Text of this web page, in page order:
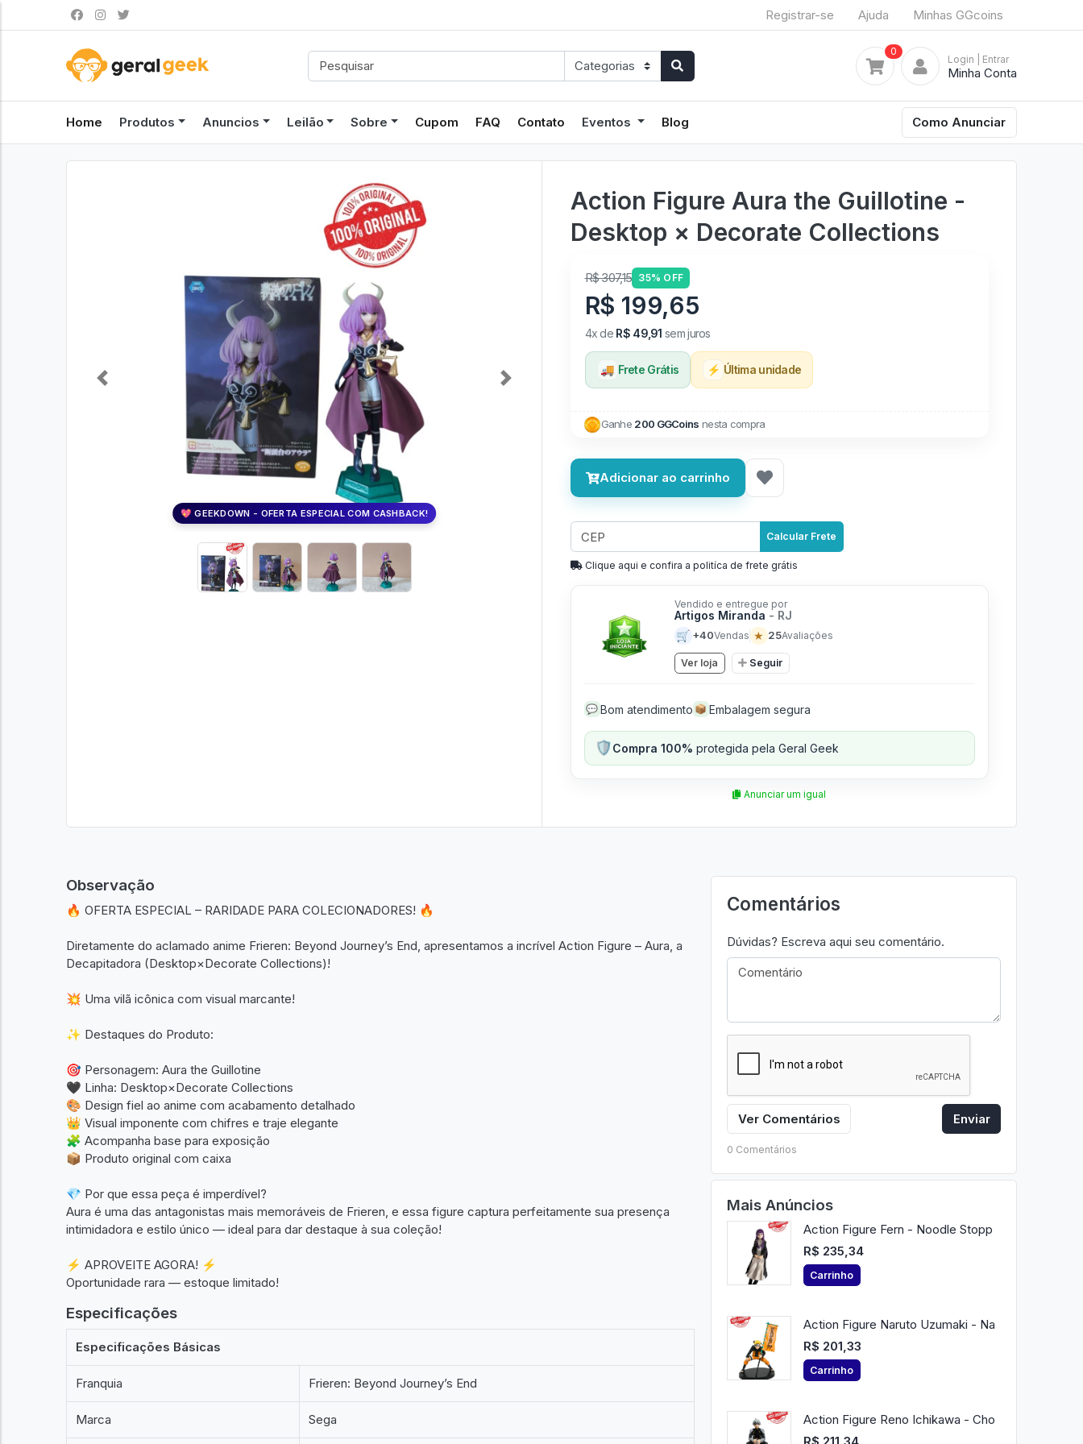
Registrar-se Ajuda Minhas GGcoins
0
Login | Entrar
Minha Conta
Home Produtos Anuncios Leilão Sobre Cupom FAQ Contato Eventos Blog Como Anunciar
💖 GEEKDOWN - OFERTA ESPECIAL COM CASHBACK!
Previous Next
Action Figure Aura the Guillotine -
Desktop × Decorate Collections
R$ 307,15 35% OFF
R$ 199,65
4x de R$ 49,91 sem juros
🚚 Frete Grátis ⚡ Última unidade
Ganhe 200 GGCoins nesta compra
Adicionar ao carrinho
Calcular Frete
Clique aqui e confira a politíca de frete grátis
Vendido e entregue por
Artigos Miranda - RJ
🛒 +40Vendas ★ 25Avaliações
Ver loja Seguir
💬 Bom atendimento 📦 Embalagem segura
🛡️Compra 100% protegida pela Geral Geek
Anunciar um igual
Observação
🔥 OFERTA ESPECIAL – RARIDADE PARA COLECIONADORES! 🔥
Diretamente do aclamado anime Frieren: Beyond Journey’s End, apresentamos a incrível Action Figure – Aura, a
Decapitadora (Desktop×Decorate Collections)!
💥 Uma vilã icônica com visual marcante!
✨ Destaques do Produto:
🎯 Personagem: Aura the Guillotine
🖤 Linha: Desktop×Decorate Collections
🎨 Design fiel ao anime com acabamento detalhado
👑 Visual imponente com chifres e traje elegante
🧩 Acompanha base para exposição
📦 Produto original com caixa
💎 Por que essa peça é imperdível?
Aura é uma das antagonistas mais memoráveis de Frieren, e essa figure captura perfeitamente sua presença
intimidadora e estilo único — ideal para dar destaque à sua coleção!
⚡ APROVEITE AGORA! ⚡
Oportunidade rara — estoque limitado!
Especificações
Especificações Básicas
Franquia Frieren: Beyond Journey’s End
Marca Sega
Comentários
Dúvidas? Escreva aqui seu comentário.
Ver Comentários Enviar
0 Comentários
Mais Anúncios
Action Figure Fern - Noodle Stopp
R$ 235,34
Carrinho
Action Figure Naruto Uzumaki - Na
R$ 201,33
Carrinho
Action Figure Reno Ichikawa - Cho